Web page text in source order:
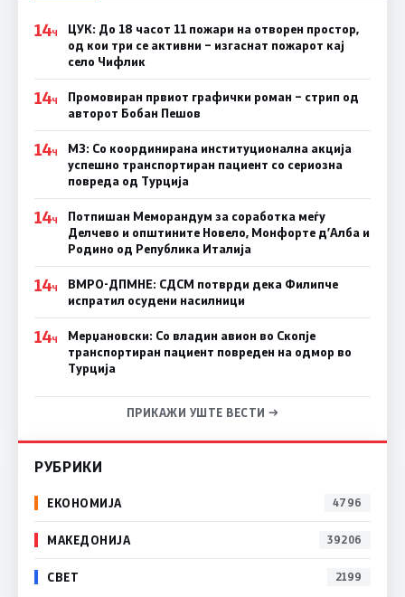
14Ч
ЦУК: До 18 часот 11 пожари на отворен простор,
од кои три се активни – изгаснат пожарот кај
село Чифлик
14Ч
Промовиран првиот графички роман – стрип од
авторот Бобан Пешов
14Ч
МЗ: Со координирана институционална акција
успешно транспортиран пациент со сериозна
повреда од Турција
14Ч
Потпишан Меморандум за соработка меѓу
Делчево и општините Новело, Монфорте д’Алба и
Родино од Република Италија
14Ч
ВМРО-ДПМНЕ: СДСM потврди дека Филипче
испратил осудени насилници
14Ч
Мерџановски: Со владин авион во Скопје
транспортиран пациент повреден на одмор во
Турција
ПРИКАЖИ УШТЕ ВЕСТИ →
РУБРИКИ
ЕКОНОМИЈА 4796
МАКЕДОНИЈА 39206
СВЕТ 2199